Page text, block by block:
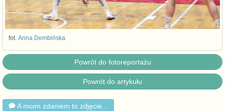
fot. Anna Dembińska
Powrót do fotoreportażu
Powrót do artykułu
A moim zdaniem to zdjęcie...